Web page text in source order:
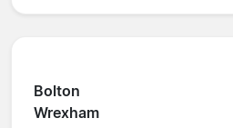
Bolton
Wrexham